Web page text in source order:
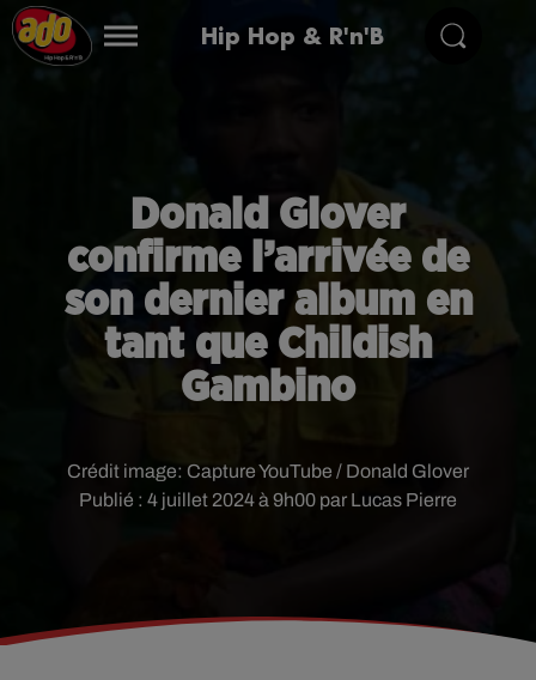
Hip Hop & R'n'B
Donald Glover
confirme l’arrivée de
son dernier album en
tant que Childish
Gambino
Publié : 4 juillet 2024 à 9h00 par Lucas Pierre
Crédit image: Capture YouTube / Donald Glover